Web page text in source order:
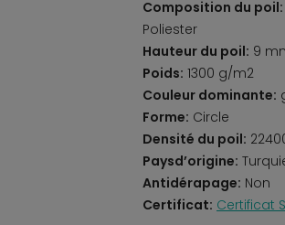
Composition du poil:
Poliester
Hauteur du poil: 9
Poids: 1300 g/m2
Couleur dominante:
Forme: Circle
Densité du poil:
Paysd’origine:
Antidérapage: Non
Certificat: Certificat